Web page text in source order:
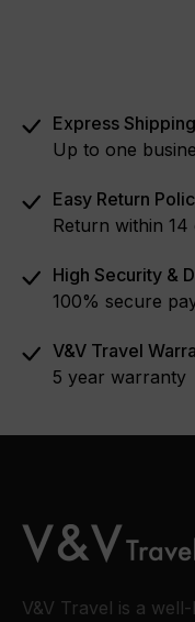
Express Shipping
Up to one
Easy Return
Return within 14
High Security &
100% secure
V&V Travel
5 year warranty
V&V Travel is a